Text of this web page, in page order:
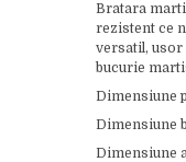
Bratara
rezistent ce
versatil, usor
bucurie
Dimensiune
Dimensiune
Dimensiune